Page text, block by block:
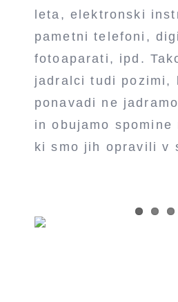
leta, elektronski
pametni telefoni,
fotoaparati, ipd.
jadralci tudi pozimi,
ponavadi ne
in obujamo spomine
ki smo jih opravili v